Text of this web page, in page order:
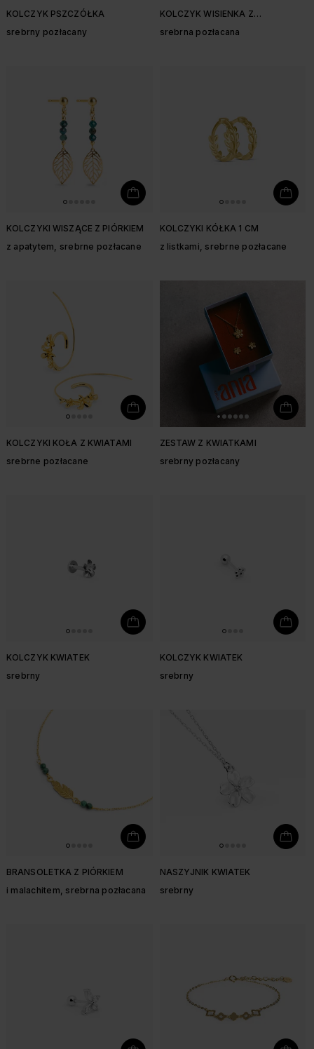
KOLCZYK PSZCZÓŁKA
srebrny pozłacany
KOLCZYK WISIENKA Z
srebrna pozłacana
KOLCZYKI WISZĄCE Z PIÓRKIEM
z apatytem, srebrne pozłacane
KOLCZYKI KÓŁKA 1 CM
z listkami, srebrne pozłacane
KOLCZYKI KOŁA Z KWIATAMI
srebrne pozłacane
ZESTAW Z KWIATKAMI
srebrny pozłacany
KOLCZYK KWIATEK
srebrny
KOLCZYK KWIATEK
srebrny
BRANSOLETKA Z PIÓRKIEM
i malachitem, srebrna pozłacana
NASZYJNIK KWIATEK
srebrny